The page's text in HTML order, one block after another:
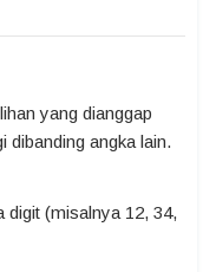
yang dianggap
dibanding angka lain.
(misalnya 12, 34,